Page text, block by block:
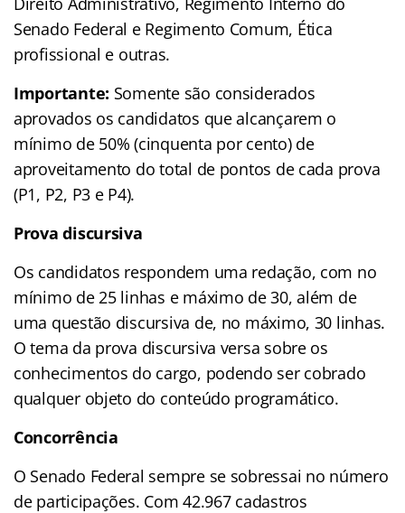
Senado Federal e Regimento Comum, Ética
profissional e outras.
Importante: Somente são considerados
aprovados os candidatos que alcançarem o
mínimo de 50% (cinquenta por cento) de
aproveitamento do total de pontos de cada prova
(P1, P2, P3 e P4).
Prova discursiva
Os candidatos respondem uma redação, com no
mínimo de 25 linhas e máximo de 30, além de
uma questão discursiva de, no máximo, 30 linhas.
O tema da prova discursiva versa sobre os
conhecimentos do cargo, podendo ser cobrado
qualquer objeto do conteúdo programático.
Concorrência
O Senado Federal sempre se sobressai no número
de participações. Com 42.967 cadastros